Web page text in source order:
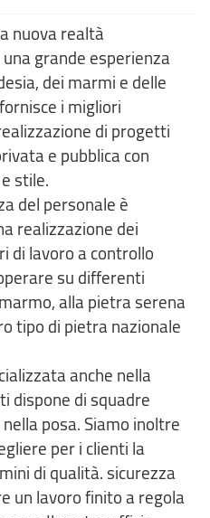
nuova realtà
grande esperienza
dei marmi e delle
i migliori
di progetti
e pubblica con
stile.
del personale è
realizzazione dei
di lavoro a controllo
su differenti
alla pietra serena
tipo di pietra nazionale
anche nella
dispone di squadre
posa. Siamo inoltre
per i clienti la
di qualità. sicurezza
un lavoro finito a regola